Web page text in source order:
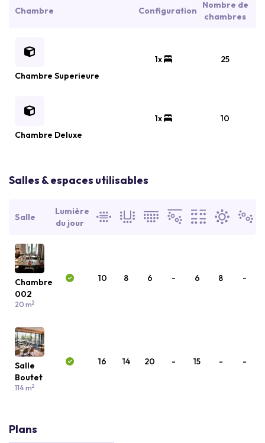
Chambre Configuration
Nombre de
chambres
Chambre Superieure
1x 25
Chambre Deluxe
1x 10
Salles & espaces utilisables
Salle
Lumière
du jour
Chambre
002
20 m2
10 8 6 - 6 8 -
Salle
Boutet
114 m2
16 14 20 - 15 - -
Plans